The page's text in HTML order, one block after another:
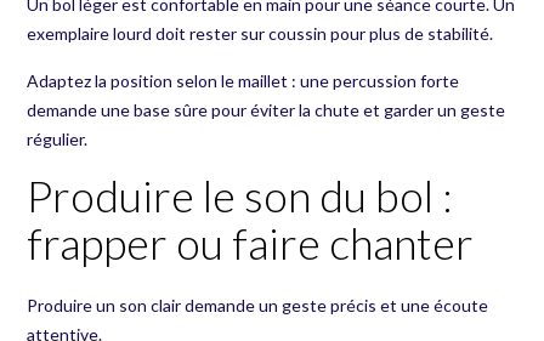
exemplaire lourd doit rester sur coussin pour plus de stabilité.
Adaptez la position selon le maillet : une percussion forte
demande une base sûre pour éviter la chute et garder un geste
régulier.
Produire le son du bol :
frapper ou faire chanter
Produire un son clair demande un geste précis et une écoute
attentive.